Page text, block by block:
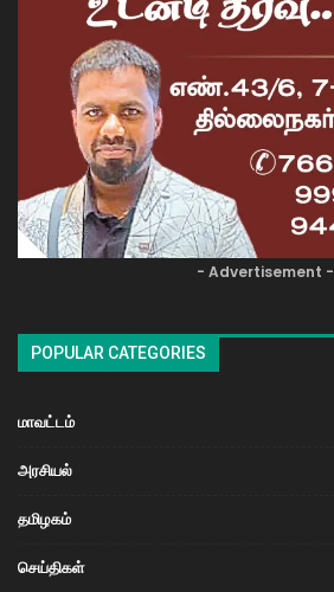
- Advertisement -
POPULAR CATEGORIES
மாவட்டம்
அரசியல்
தமிழகம்
செய்திகள்